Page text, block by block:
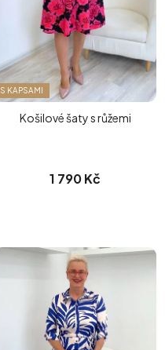
S KAPSAMI
Košilové šaty s růžemi
1 790 Kč